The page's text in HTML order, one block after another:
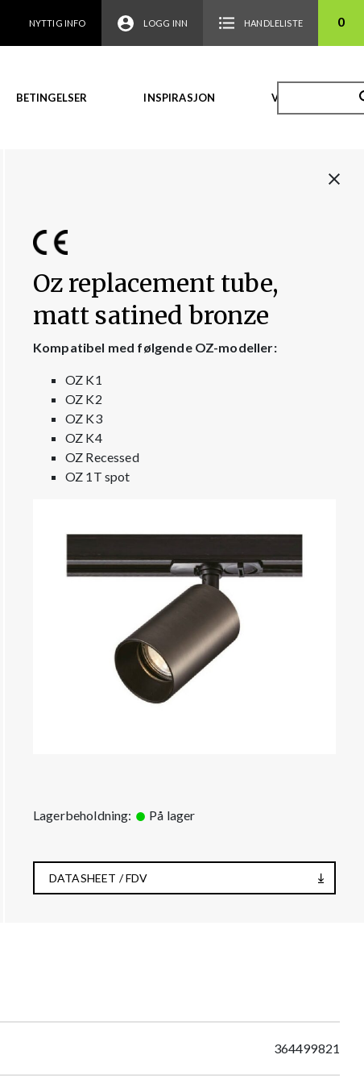
NYTTIG INFO LOGG INN HANDLELISTE 0
BETINGELSER INSPIRASJON VIDEO
Oz replacement tube,
matt satined bronze
Kompatibel med følgende OZ-modeller:
OZ K1
OZ K2
OZ K3
OZ K4
OZ Recessed
OZ 1T spot
Lagerbeholdning: På lager
DATASHEET / FDV
364499821